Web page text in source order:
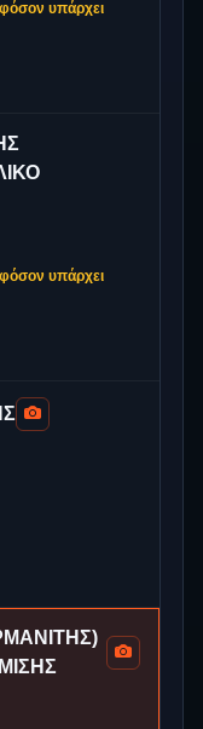
υπάρχει
υπάρχει